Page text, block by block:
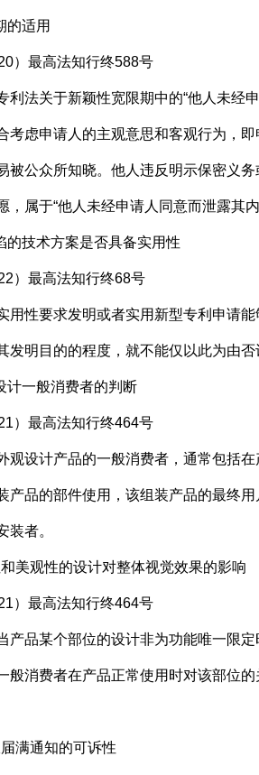
适用
最高法知行终588号
关于新颖性宽限期中的“他人未经申
考虑申请人的主观意思和客观行为，
被公众所知晓。他人违反明示保密义
，属于“他人未经申请人同意而泄露其内
技术方案是否具备实用性
最高法知行终68号
性要求发明或者实用新型专利申请能
发明目的的程度，就不能仅以此为由否
一般消费者的判断
最高法知行终464号
设计产品的一般消费者，通常包括在
产品的部件使用，该组装产品的最终
装者。
观性的设计对整体视觉效果的影响
最高法知行终464号
品某个部位的设计非为功能唯一限定
般消费者在产品正常使用时对该部位
通知的可诉性